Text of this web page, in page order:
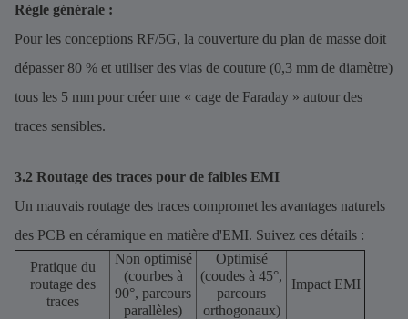
Règle générale :
Pour les conceptions RF/5G, la couverture du plan de masse doit
dépasser 80 % et utiliser des vias de couture (0,3 mm de diamètre)
tous les 5 mm pour créer une « cage de Faraday » autour des
traces sensibles.
3.2 Routage des traces pour de faibles EMI
Un mauvais routage des traces compromet les avantages naturels
des PCB en céramique en matière d'EMI. Suivez ces détails :
Pratique du
routage des
traces
Non optimisé
(courbes à
90°, parcours
parallèles)
Optimisé
(coudes à 45°,
parcours
orthogonaux)
Impact EMI